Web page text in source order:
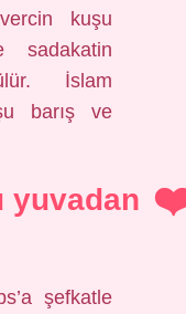
kuşu
sadakatin
İslam
barış ve
yuvadan
şefkatle